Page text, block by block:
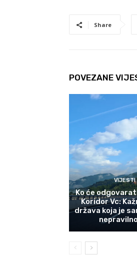
Share
POVEZANE
VIJESTI
Ko će
Koridor Vc:
država koja je